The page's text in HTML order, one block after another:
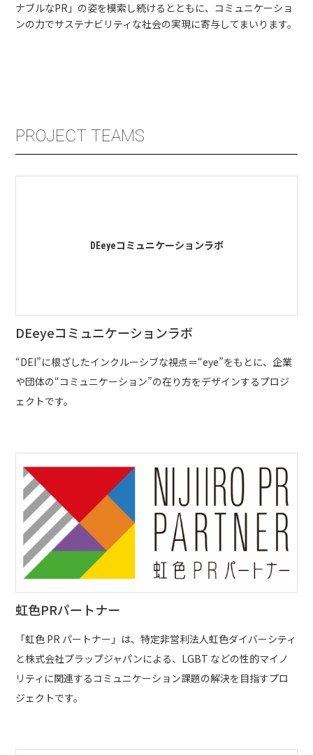
ナブルなPR」の姿を模索し続けるとともに、コミュニケーショ
ンの力でサステナビリティな社会の実現に寄与してまいります。
PROJECT TEAMS
DEeyeコミュニケーションラボ
DEeyeコミュニケーションラボ
“DEI”に根ざしたインクルーシブな視点＝“eye”をもとに、企業
や団体の“コミュニケーション”の在り方をデザインするプロジ
ェクトです。
虹色PRパートナー
「虹色 PR パートナー」は、特定非営利法人虹色ダイバーシティ
と株式会社プラップジャパンによる、LGBT などの性的マイノ
リティに関連するコミュニケーション課題の解決を目指すプロ
ジェクトです。